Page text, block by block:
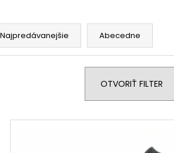
Najpredávanejšie Abecedne
OTVORIŤ FILTER
Odporúčame